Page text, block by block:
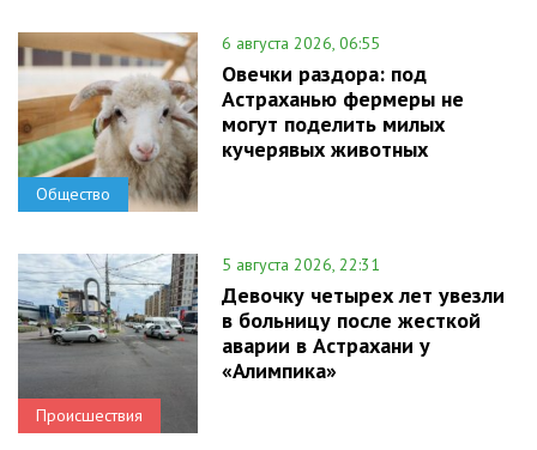
Общество
6 августа 2026, 06:55
Овечки раздора: под
Астраханью фермеры не
могут поделить милых
кучерявых животных
Происшествия
5 августа 2026, 22:31
Девочку четырех лет увезли
в больницу после жесткой
аварии в Астрахани у
«Алимпика»